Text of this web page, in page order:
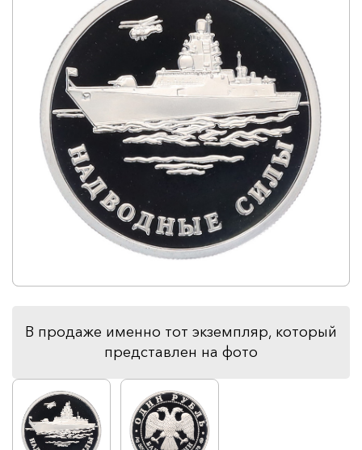
В продаже именно тот экземпляр, который
представлен на фото